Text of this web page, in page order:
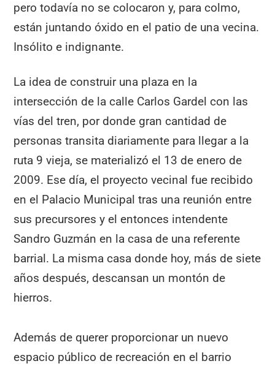
pero todavía no se colocaron y, para colmo,
están juntando óxido en el patio de una vecina.
Insólito e indignante.
La idea de construir una plaza en la
intersección de la calle Carlos Gardel con las
vías del tren, por donde gran cantidad de
personas transita diariamente para llegar a la
ruta 9 vieja, se materializó el 13 de enero de
2009. Ese día, el proyecto vecinal fue recibido
en el Palacio Municipal tras una reunión entre
sus precursores y el entonces intendente
Sandro Guzmán en la casa de una referente
barrial. La misma casa donde hoy, más de siete
años después, descansan un montón de
hierros.
Además de querer proporcionar un nuevo
espacio público de recreación en el barrio